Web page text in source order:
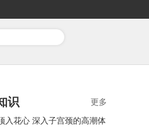
识
子宫颈的高潮体
更多